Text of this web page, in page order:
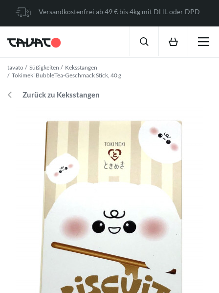
Versandkostenfrei ab 49 € bis 4kg mit DHL oder DPD
tavato Süßigkeiten
Keksstangen
Tokimeki BubbleTea-Geschmack Stick, 40 g
Zurück zu Keksstangen